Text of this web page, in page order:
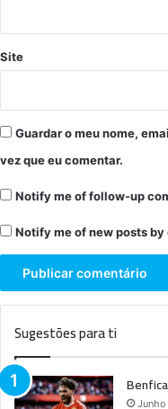
Site
Guardar o meu nome,
vez que eu comentar.
Notify me of follow-up
Notify me of new posts by
Sugestões para ti